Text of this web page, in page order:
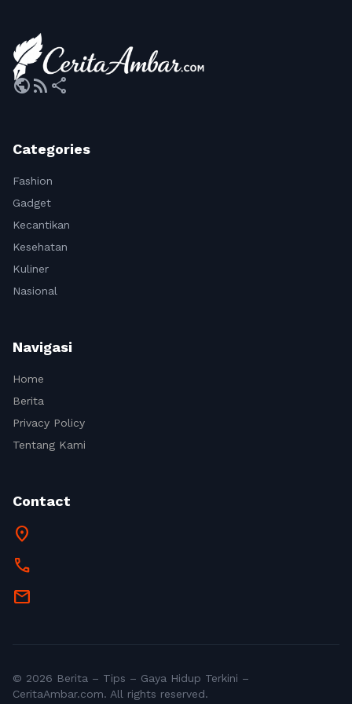
publicrss_feed share
Categories
Fashion
Gadget
Kecantikan
Kesehatan
Kuliner
Nasional
Navigasi
Home
Berita
Privacy Policy
Tentang Kami
Contact
location_on
call
mail
© 2026 Berita – Tips – Gaya Hidup Terkini –
CeritaAmbar.com. All rights reserved.